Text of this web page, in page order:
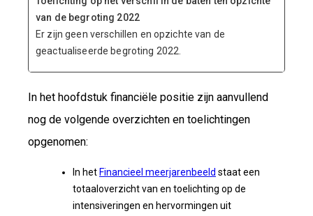
van de begroting 2022
Er zijn geen verschillen en opzichte van de
geactualiseerde begroting 2022.
In het hoofdstuk financiële positie zijn aanvullend
nog de volgende overzichten en toelichtingen
opgenomen:
In het Financieel meerjarenbeeld staat een
totaaloverzicht van en toelichting op de
intensiveringen en hervormingen uit